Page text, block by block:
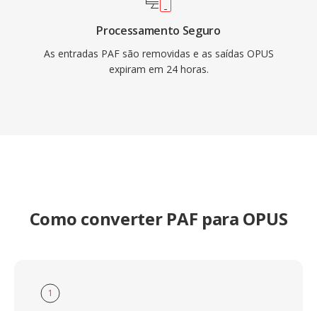
Processamento Seguro
As entradas PAF são removidas e as saídas OPUS
expiram em 24 horas.
Como converter PAF para OPUS
1